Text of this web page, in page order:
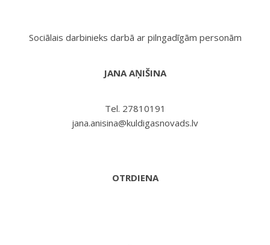
Sociālais darbinieks darbā ar pilngadīgām personām
JANA AŅIŠINA
Tel. 27810191
jana.anisina@kuldigasnovads.lv
OTRDIENA